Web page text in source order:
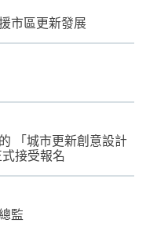
市區更新發展
「城市更新創意設計
接受報名
監